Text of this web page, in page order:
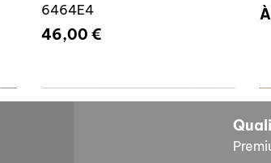
6464E4
Prix
46,00 €
7700804636